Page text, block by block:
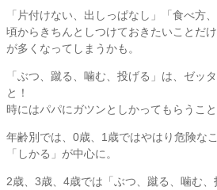
「片付けない、出しっぱなし」「食べ方
頃からきちんとしつけておきたいことだ
が多くなってしまうかも。
「ぶつ、蹴る、噛む、投げる」は、ゼッ
と！
時にはパパにガツンとしかってもらうこと
年齢別では、0歳、1歳ではやはり危険な
「しかる」が中心に。
2歳、3歳、4歳では「ぶつ、蹴る、噛む